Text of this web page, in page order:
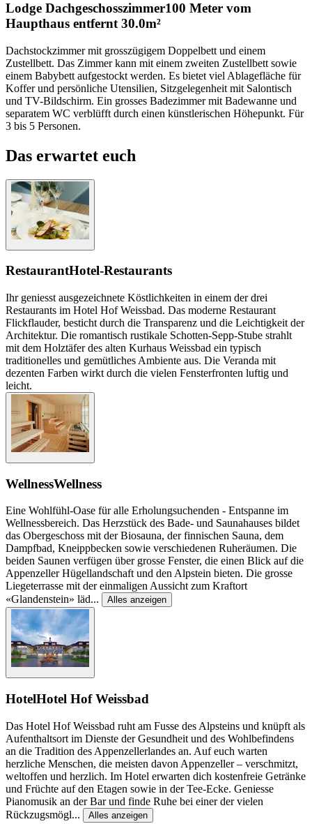
Lodge Dachgeschosszimmer100 Meter vom
Haupthaus entfernt 30.0m²
Dachstockzimmer mit grosszügigem Doppelbett und einem
Zustellbett. Das Zimmer kann mit einem zweiten Zustellbett sowie
einem Babybett aufgestockt werden. Es bietet viel Ablagefläche für
Koffer und persönliche Utensilien, Sitzgelegenheit mit Salontisch
und TV-Bildschirm. Ein grosses Badezimmer mit Badewanne und
separatem WC verblüfft durch einen künstlerischen Höhepunkt. Für
3 bis 5 Personen.
Das erwartet euch
RestaurantHotel-Restaurants
Ihr geniesst ausgezeichnete Köstlichkeiten in einem der drei
Restaurants im Hotel Hof Weissbad. Das moderne Restaurant
Flickflauder, besticht durch die Transparenz und die Leichtigkeit der
Architektur. Die romantisch rustikale Schotten-Sepp-Stube strahlt
mit dem Holztäfer des alten Kurhaus Weissbad ein typisch
traditionelles und gemütliches Ambiente aus. Die Veranda mit
dezenten Farben wirkt durch die vielen Fensterfronten luftig und
leicht.
WellnessWellness
Eine Wohlfühl-Oase für alle Erholungsuchenden - Entspanne im
Wellnessbereich. Das Herzstück des Bade- und Saunahauses bildet
das Obergeschoss mit der Biosauna, der finnischen Sauna, dem
Dampfbad, Kneippbecken sowie verschiedenen Ruheräumen. Die
beiden Saunen verfügen über grosse Fenster, die einen Blick auf die
Appenzeller Hügellandschaft und den Alpstein bieten. Die grosse
Liegeterrasse mit der einmaligen Aussicht zum Kraftort
«Glandenstein» läd... Alles anzeigen
HotelHotel Hof Weissbad
Das Hotel Hof Weissbad ruht am Fusse des Alpsteins und knüpft als
Aufenthaltsort im Dienste der Gesundheit und des Wohlbefindens
an die Tradition des Appenzellerlandes an. Auf euch warten
herzliche Menschen, die meisten davon Appenzeller – verschmitzt,
weltoffen und herzlich. Im Hotel erwarten dich kostenfreie Getränke
und Früchte auf den Etagen sowie in der Tee-Ecke. Geniesse
Pianomusik an der Bar und finde Ruhe bei einer der vielen
Rückzugsmögl... Alles anzeigen